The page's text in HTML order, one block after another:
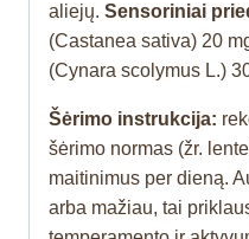
aliejų. Sensoriniai
(Castanea sativa) 20
(Cynara scolymus L.)
Šėrimo instrukcija:
šėrimo normas (žr.
maitinimus per dieną.
arba mažiau, tai